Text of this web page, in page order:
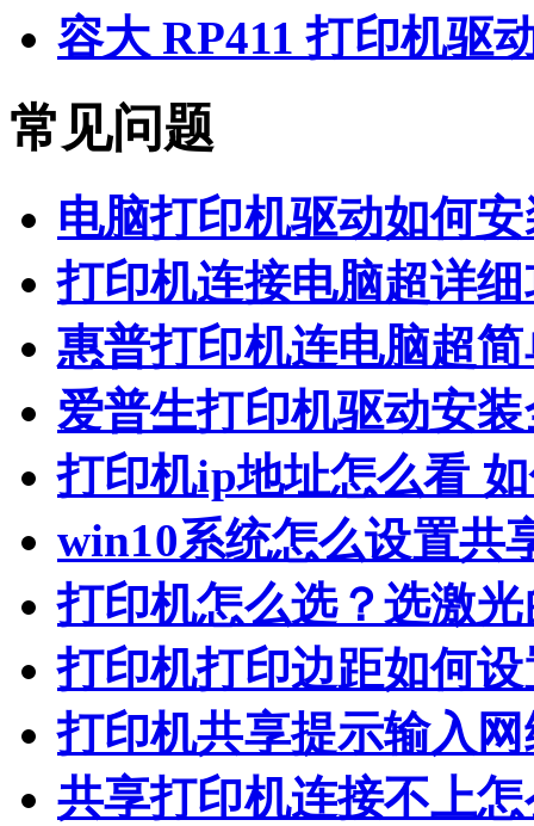
容大 RP411 打印机驱
常见问题
电脑打印机驱动如何
打印机连接电脑超详
惠普打印机连电脑超
爱普生打印机驱动安
打印机ip地址怎么看
win10系统怎么设置共
打印机怎么选？选激
打印机打印边距如何
打印机共享提示输入
共享打印机连接不上